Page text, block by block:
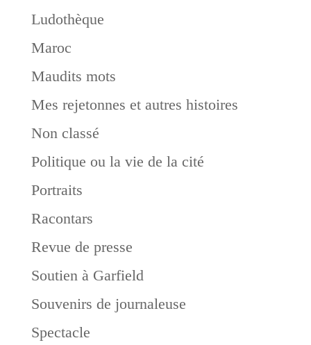
Ludothèque
Maroc
Maudits mots
Mes rejetonnes et autres histoires
Non classé
Politique ou la vie de la cité
Portraits
Racontars
Revue de presse
Soutien à Garfield
Souvenirs de journaleuse
Spectacle